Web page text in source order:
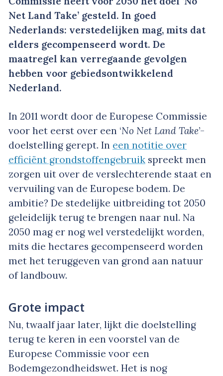
Net Land Take’ gesteld. In goed
Nederlands: verstedelijken mag, mits dat
elders gecompenseerd wordt. De
maatregel kan verregaande gevolgen
hebben voor gebiedsontwikkelend
Nederland.
In 2011 wordt door de Europese Commissie
voor het eerst over een ‘No Net Land Take’-
doelstelling gerept. In een notitie over
efficiënt grondstoffengebruik spreekt men
zorgen uit over de verslechterende staat en
vervuiling van de Europese bodem. De
ambitie? De stedelijke uitbreiding tot 2050
geleidelijk terug te brengen naar nul. Na
2050 mag er nog wel verstedelijkt worden,
mits die hectares gecompenseerd worden
met het teruggeven van grond aan natuur
of landbouw.
Grote impact
Nu, twaalf jaar later, lijkt die doelstelling
terug te keren in een voorstel van de
Europese Commissie voor een
Bodemgezondheidswet. Het is nog